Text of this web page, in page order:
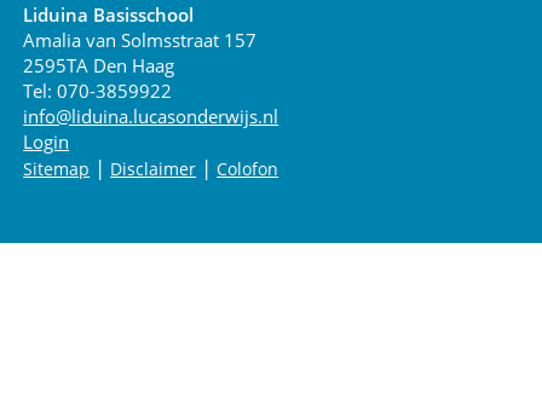
Liduina Basisschool
Amalia van Solmsstraat 157
2595TA Den Haag
Tel: 070-3859922
info@liduina.lucasonderwijs.nl
Login
Sitemap | Disclaimer |Colofon